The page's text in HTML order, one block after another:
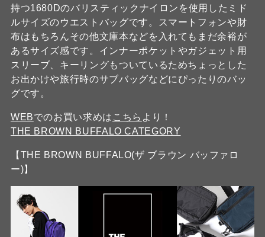
持つ1680Dのバリスティックナイロンを使用したミド
ルサイズのウエストバッグです。スマートフォンや財
布はもちろんその他文庫本などを入れてもまだ余裕が
あるサイズ感です。インナーポケットやガジェット用
スリーブ、キーリングもついているためちょっとした
お出かけや旅行時のサブバッグなどにぴったりのバッ
グです。
WEBでのお買い求めは こちら より！
THE BROWN BUFFALO CATEGORY
【THE BROWN BUFFALO(ザ ブラウン バッファロ
ー)】